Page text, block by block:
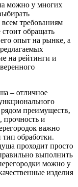
можно у многих
требованиям
обращать
опыт на рынке, а
на рейтинги и
– отличное
преимуществ,
прочность и
важно
обработки.
проходит просто
выполнить
можно у
изделия